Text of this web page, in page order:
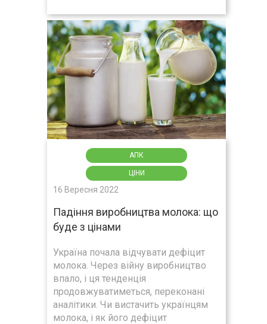
АПК
ЦІНИ
16 Вересня 2022
Падіння виробництва молока: що
буде з цінами
Україна почала відчувати дефіцит
молока. Через війну виробництво
впало, і ця тенденція
продовжуватиметься, переконані
аналітики. Чи вистачить українцям
молока, і як його дефіцит